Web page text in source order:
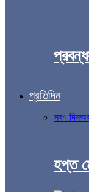
প্রতিদিন
সব৭ দিন
হপ্ত